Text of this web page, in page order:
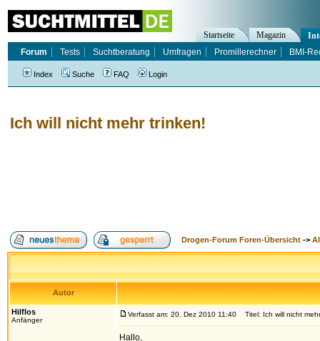
Ich will nicht mehr trinken!
Drogen-Forum Foren-Übersicht ->
Autor
Hilflos
Anfänger
Verfasst am: 20. Dez 2010 11:40 Titel: Ich will nicht
Hallo,
Startseite Magazin
Forum
Tests Suchtberatung Umfragen Promillerechner BMI-
Index Suche FAQ Login